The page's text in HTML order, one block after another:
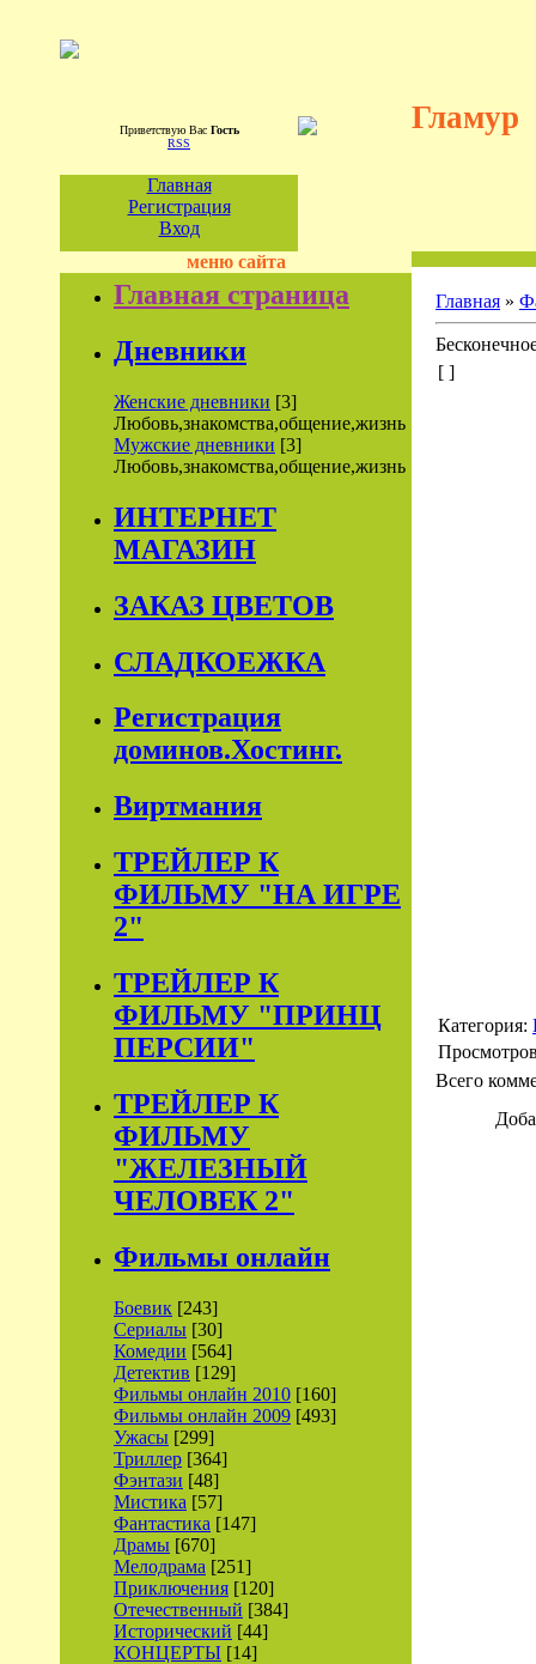
Приветствую Вас Гость
RSS
Гламур
Главная
Регистрация
Вход
меню сайта
Главная страница
Дневники
Женские дневники [3]
Любовь,знакомства,общение,жизнь
Мужские дневники [3]
Любовь,знакомства,общение,жизнь
ИНТЕРНЕТ
МАГАЗИН
ЗАКАЗ ЦВЕТОВ
СЛАДКОЕЖКА
Регистрация
доминов.Хостинг.
Виртмания
ТРЕЙЛЕР К
ФИЛЬМУ "НА ИГРЕ
2"
ТРЕЙЛЕР К
ФИЛЬМУ "ПРИНЦ
ПЕРСИИ"
ТРЕЙЛЕР К
ФИЛЬМУ
"ЖЕЛЕЗНЫЙ
ЧЕЛОВЕК 2"
Фильмы онлайн
Боевик [243]
Сериалы [30]
Комедии [564]
Детектив [129]
Фильмы онлайн 2010 [160]
Фильмы онлайн 2009 [493]
Ужасы [299]
Триллер [364]
Фэнтази [48]
Мистика [57]
Фантастика [147]
Драмы [670]
Мелодрама [251]
Приключения [120]
Отечественный [384]
Исторический [44]
КОНЦЕРТЫ [14]
Главная »
[ ]
Категория:
Всего